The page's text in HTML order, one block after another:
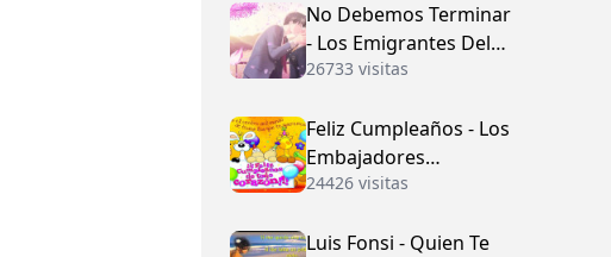
No Debemos Terminar
- Los Emigrantes Del
Vallenato
26733 visitas
Feliz Cumpleaños - Los
Embajadores
Vallenatos (con Letra)
24426 visitas
Luis Fonsi - Quien Te